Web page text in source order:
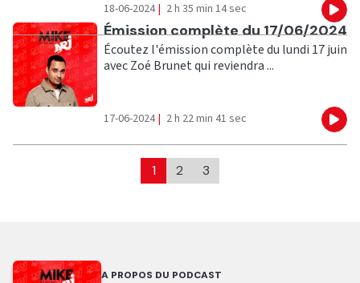
18-06-2024 | 2 h 35 min 14 sec
Ecouter
Émission complète du 17/06/2024
Écoutez l'émission complète du lundi 17 juin
avec Zoé Brunet qui reviendra ...
17-06-2024 | 2 h 22 min 41 sec
1 2 3
A PROPOS DU PODCAST